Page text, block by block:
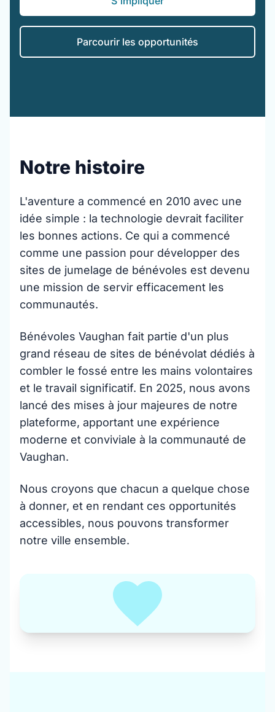
Parcourir les opportunités
Notre histoire
L'aventure a commencé en 2010 avec une
idée simple : la technologie devrait faciliter
les bonnes actions. Ce qui a commencé
comme une passion pour développer des
sites de jumelage de bénévoles est devenu
une mission de servir efficacement les
communautés.
Bénévoles Vaughan fait partie d'un plus
grand réseau de sites de bénévolat dédiés à
combler le fossé entre les mains volontaires
et le travail significatif. En 2025, nous avons
lancé des mises à jour majeures de notre
plateforme, apportant une expérience
moderne et conviviale à la communauté de
Vaughan.
Nous croyons que chacun a quelque chose
à donner, et en rendant ces opportunités
accessibles, nous pouvons transformer
notre ville ensemble.